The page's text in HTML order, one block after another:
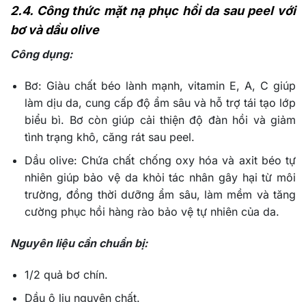
2.4. Công thức mặt nạ phục hồi da sau peel với
bơ và dầu olive
Công dụng:
Bơ: Giàu chất béo lành mạnh, vitamin E, A, C giúp
làm dịu da, cung cấp độ ẩm sâu và hỗ trợ tái tạo lớp
biểu bì. Bơ còn giúp cải thiện độ đàn hồi và giảm
tình trạng khô, căng rát sau peel.
Dầu olive: Chứa chất chống oxy hóa và axit béo tự
nhiên giúp bảo vệ da khỏi tác nhân gây hại từ môi
trường, đồng thời dưỡng ẩm sâu, làm mềm và tăng
cường phục hồi hàng rào bảo vệ tự nhiên của da.
Nguyên liệu cần chuẩn bị:
1/2 quả bơ chín.
Dầu ô liu nguyên chất.